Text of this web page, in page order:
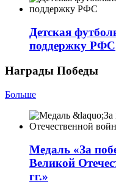
Детская
поддержку РФС
Награды Победы
Больше
Медаль «За
Великой
гг.»